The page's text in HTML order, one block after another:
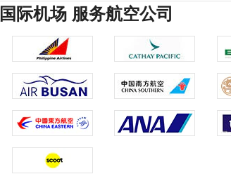
际机场 服务航空公司